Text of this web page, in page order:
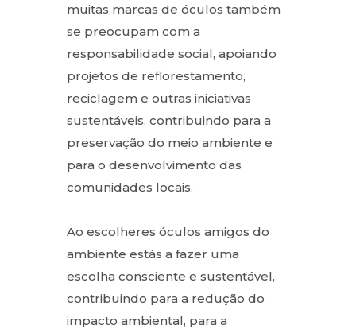
muitas marcas de óculos também
se preocupam com a
responsabilidade social, apoiando
projetos de reflorestamento,
reciclagem e outras iniciativas
sustentáveis, contribuindo para a
preservação do meio ambiente e
para o desenvolvimento das
comunidades locais.
Ao escolheres óculos amigos do
ambiente estás a fazer uma
escolha consciente e sustentável,
contribuindo para a redução do
impacto ambiental, para a